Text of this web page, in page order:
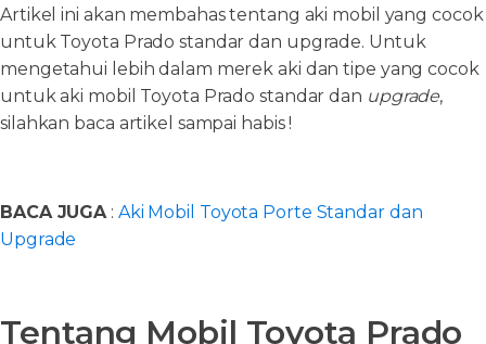
Artikel ini akan membahas tentang aki mobil yang cocok
untuk Toyota Prado standar dan upgrade. Untuk
mengetahui lebih dalam merek aki dan tipe yang cocok
untuk aki mobil Toyota Prado standar dan upgrade,
silahkan baca artikel sampai habis !
BACA JUGA: Aki Mobil Toyota Porte Standar dan
Upgrade
Tentang Mobil Toyota Prado